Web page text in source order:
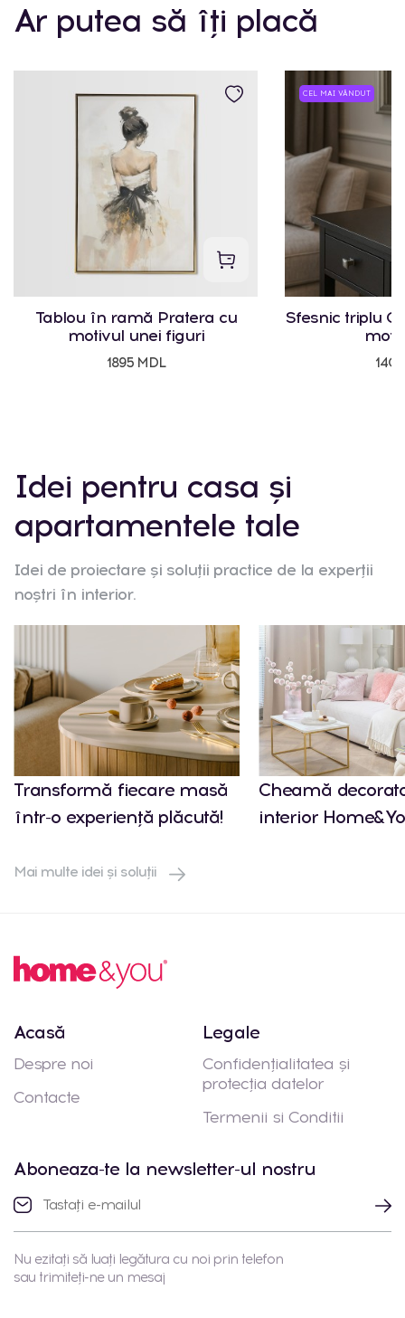
Ar putea să îți placă
Tablou în ramă Pratera cu
motivul unei figuri
1895 MDL
CEL MAI VÂNDUT
Sfesnic triplu
Idei pentru casa și
apartamentele tale
Idei de proiectare și soluții practice de la experții
noștri în interior.
Transformă fiecare masă
într-o experiență plăcută!
Cheamă
interior
Mai multe idei și soluții
Acasă
Despre noi
Contacte
Legale
Confidențialitatea și
protecția datelor
Termenii si Conditii
Aboneaza-te la newsletter-ul nostru
Nu ezitați să luați legătura cu noi prin telefon
sau trimiteți-ne un mesaj